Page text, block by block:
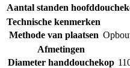
Aantal standen
Technische kenmerken
Methode van plaatsen
Afmetingen
Diameter handdouchekop